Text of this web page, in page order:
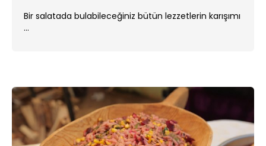
Bir salatada bulabileceğiniz bütün lezzetlerin karışımı
...